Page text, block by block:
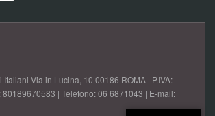
Via in Lucina, 10 00186 ROMA | P.IVA:
80189670583 | Telefono: 06 6871043 | E-mail: